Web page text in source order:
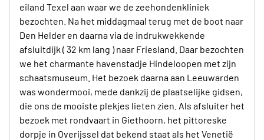
eiland Texel aan waar we de zeehondenkliniek
bezochten. Na het middagmaal terug met de boot naar
Den Helder en daarna via de indrukwekkende
afsluitdijk ( 32 km lang ) naar Friesland. Daar bezochten
we het charmante havenstadje Hindeloopen met zijn
schaatsmuseum. Het bezoek daarna aan Leeuwarden
was wondermooi, mede dankzij de plaatselijke gidsen,
die ons de mooiste plekjes lieten zien. Als afsluiter het
bezoek met rondvaart in Giethoorn, het pittoreske
dorpje in Overijssel dat bekend staat als het Venetië